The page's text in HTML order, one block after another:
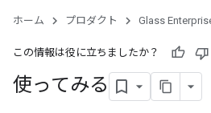
ホーム プロダクト Glass
この情報は役に立ちましたか？
使ってみる